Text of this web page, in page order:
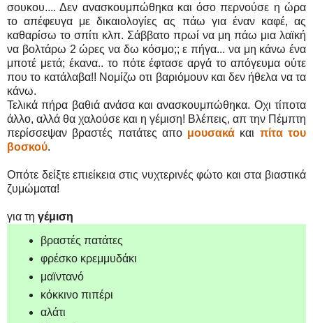
σουκου.... Δεν ανασκουμπώθηκα και όσο περνούσε η ώρα
το απέφευγα με δικαιολογίες ας πάω για έναν καφέ, ας
καθαρίσω το σπίτι κλπ. Σάββατο πρωί να μη πάω μια λαϊκή
να βολτάρω 2 ώρες να δω κόσμο;; ε πήγα... να μη κάνω ένα
μποτέ μετά; έκανα.. το πότε έφτασε αργά το απόγευμα ούτε
που το κατάλαβα!! Νομίζω οτι βαριόμουν και δεν ήθελα να τα
κάνω.
Τελικά πήρα βαθιά ανάσα και ανασκουμπώθηκα. Οχι τίποτα
άλλο, αλλά θα χαλούσε και η γέμιση! Βλέπεις, απ την Πέμπτη
περίσσεψαν βραστές πατάτες απο μουσακά και πίτα του
βοσκού.
Οπότε δείξτε επιείκεια στις νυχτερινές φώτο και στα βιαστικά
ζυμώματα!
για τη γέμιση
βραστές πατάτες
φρέσκο κρεμμυδάκι
μαϊντανό
κόκκινο πιπέρι
αλάτι